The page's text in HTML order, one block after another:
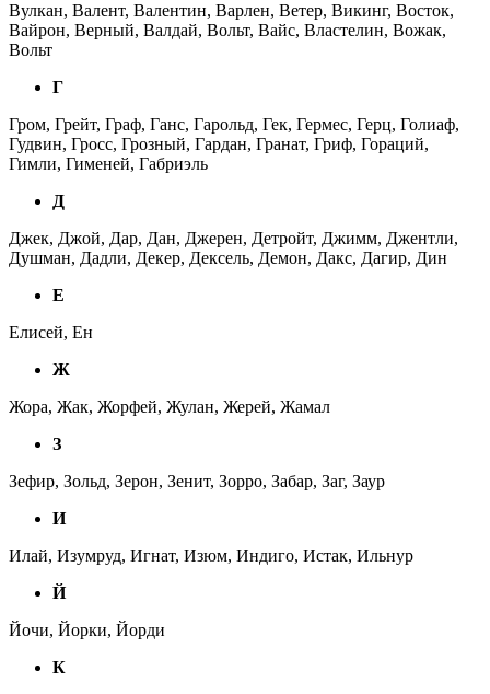
Вулкан, Валент, Валентин, Варлен, Ветер, Викинг, Восток,
Вайрон, Верный, Валдай, Вольт, Вайс, Властелин, Вожак,
Вольт
Г
Гром, Грейт, Граф, Ганс, Гарольд, Гек, Гермес, Герц, Голиаф,
Гудвин, Гросс, Грозный, Гардан, Гранат, Гриф, Гораций,
Гимли, Гименей, Габриэль
Д
Джек, Джой, Дар, Дан, Джерен, Детройт, Джимм, Джентли,
Душман, Дадли, Декер, Дексель, Демон, Дакс, Дагир, Дин
Е
Елисей, Ен
Ж
Жора, Жак, Жорфей, Жулан, Жерей, Жамал
З
Зефир, Зольд, Зерон, Зенит, Зорро, Забар, Заг, Заур
И
Илай, Изумруд, Игнат, Изюм, Индиго, Истак, Ильнур
Й
Йочи, Йорки, Йорди
К